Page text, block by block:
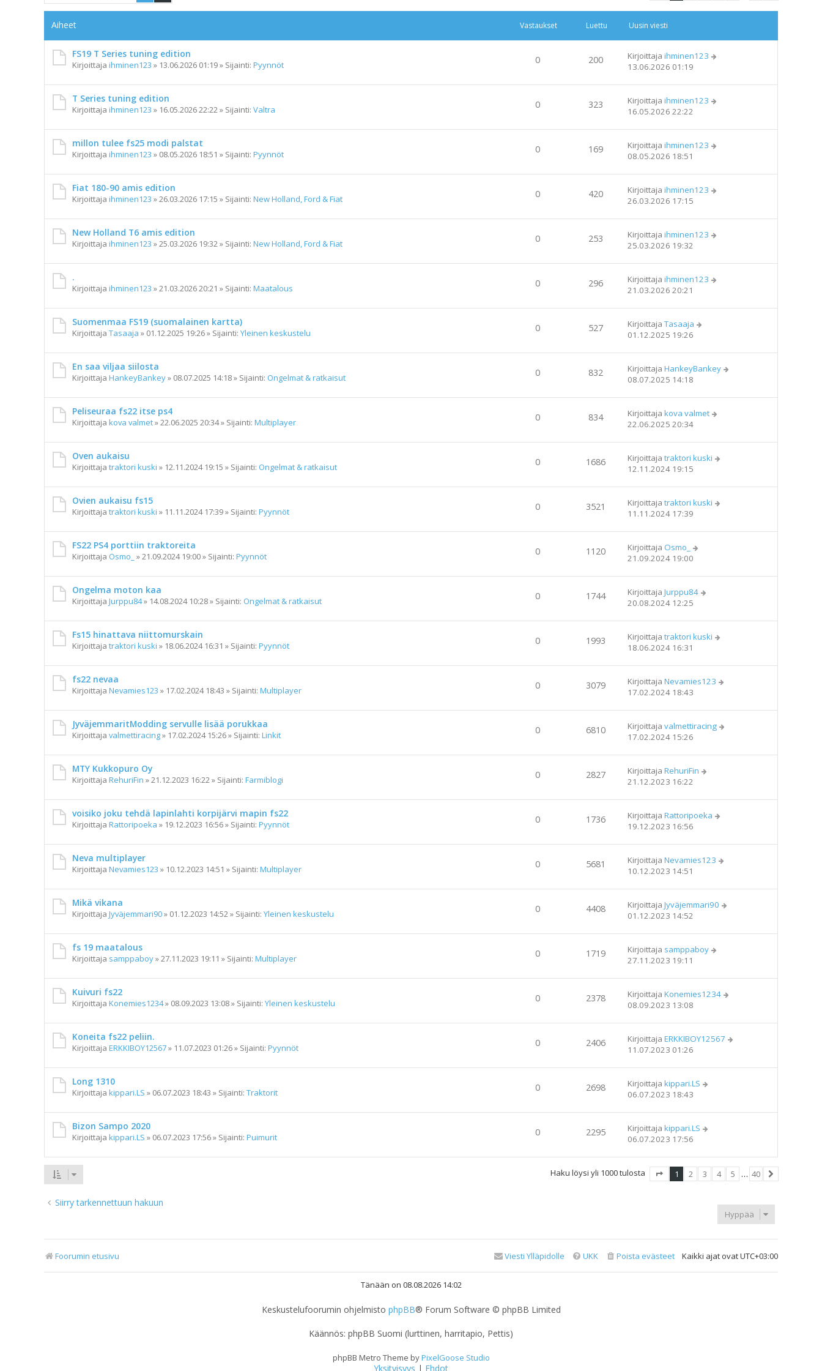
Aiheet Vastaukset Luettu Uusin viesti
FS19 T Series tuning edition
Kirjoittaja ihminen123 » 13.06.2026 01:19» Sijainti: Pyynnöt 0 200 Kirjoittaja ihminen123
13.06.2026 01:19
T Series tuning edition
Kirjoittaja ihminen123 » 16.05.2026 22:22 » Sijainti: Valtra 0 323 Kirjoittaja ihminen123
16.05.2026 22:22
millon tulee fs25 modi palstat
Kirjoittaja ihminen123 » 08.05.2026 18:51 » Sijainti: Pyynnöt 0 169 Kirjoittaja ihminen123
08.05.2026 18:51
Fiat 180-90 amis edition
Kirjoittaja ihminen123 »26.03.2026 17:15 » Sijainti: New Holland, Ford & Fiat 0 420 Kirjoittaja ihminen123
26.03.2026 17:15
New Holland T6 amis edition
Kirjoittaja ihminen123 »25.03.2026 19:32 » Sijainti: New Holland, Ford & Fiat 0 253 Kirjoittaja ihminen123
25.03.2026 19:32
.
Kirjoittaja ihminen123 »21.03.2026 20:21 » Sijainti: Maatalous 0 296 Kirjoittaja ihminen123
21.03.2026 20:21
Suomenmaa FS19 (suomalainen kartta)
Kirjoittaja Tasaaja » 01.12.2025 19:26» Sijainti: Yleinen keskustelu 0 527 Kirjoittaja Tasaaja
01.12.2025 19:26
En saa viljaa siilosta
Kirjoittaja HankeyBankey» 08.07.2025 14:18» Sijainti: Ongelmat & ratkaisut 0 832 Kirjoittaja HankeyBankey
08.07.2025 14:18
Peliseuraa fs22 itse ps4
Kirjoittaja kova valmet»22.06.2025 20:34» Sijainti: Multiplayer 0 834 Kirjoittaja kova valmet
22.06.2025 20:34
Oven aukaisu
Kirjoittaja traktori kuski » 12.11.2024 19:15 » Sijainti: Ongelmat & ratkaisut 0 1686 Kirjoittaja traktori kuski
12.11.2024 19:15
Ovien aukaisu fs15
Kirjoittaja traktori kuski » 11.11.2024 17:39» Sijainti: Pyynnöt 0 3521 Kirjoittaja traktori kuski
11.11.2024 17:39
FS22 PS4 porttiin traktoreita
Kirjoittaja Osmo_ »21.09.2024 19:00» Sijainti: Pyynnöt 0 1120 Kirjoittaja Osmo_
21.09.2024 19:00
Ongelma moton kaa
Kirjoittaja Jurppu84» 14.08.2024 10:28» Sijainti: Ongelmat & ratkaisut 0 1744 Kirjoittaja Jurppu84
20.08.2024 12:25
Fs15 hinattava niittomurskain
Kirjoittaja traktori kuski » 18.06.2024 16:31 » Sijainti: Pyynnöt 0 1993 Kirjoittaja traktori kuski
18.06.2024 16:31
fs22 nevaa
Kirjoittaja Nevamies123 » 17.02.2024 18:43 » Sijainti: Multiplayer 0 3079 Kirjoittaja Nevamies123
17.02.2024 18:43
JyväjemmaritModding servulle lisää porukkaa
Kirjoittaja valmettiracing» 17.02.2024 15:26» Sijainti: Linkit 0 6810 Kirjoittaja valmettiracing
17.02.2024 15:26
MTY Kukkopuro Oy
Kirjoittaja RehuriFin »21.12.2023 16:22 » Sijainti: Farmiblogi 0 2827 Kirjoittaja RehuriFin
21.12.2023 16:22
voisiko joku tehdä lapinlahti korpijärvi mapin fs22
Kirjoittaja Rattoripoeka » 19.12.2023 16:56» Sijainti: Pyynnöt 0 1736 Kirjoittaja Rattoripoeka
19.12.2023 16:56
Neva multiplayer
Kirjoittaja Nevamies123 » 10.12.2023 14:51 » Sijainti: Multiplayer 0 5681 Kirjoittaja Nevamies123
10.12.2023 14:51
Mikä vikana
Kirjoittaja Jyväjemmari90» 01.12.2023 14:52 » Sijainti: Yleinen keskustelu 0 4408 Kirjoittaja Jyväjemmari90
01.12.2023 14:52
fs 19 maatalous
Kirjoittaja samppaboy»27.11.2023 19:11 » Sijainti: Multiplayer 0 1719 Kirjoittaja samppaboy
27.11.2023 19:11
Kuivuri fs22
Kirjoittaja Konemies1234» 08.09.2023 13:08» Sijainti: Yleinen keskustelu 0 2378 Kirjoittaja Konemies1234
08.09.2023 13:08
Koneita fs22 peliin.
Kirjoittaja ERKKIBOY12567» 11.07.2023 01:26» Sijainti: Pyynnöt 0 2406 Kirjoittaja ERKKIBOY12567
11.07.2023 01:26
Long 1310
Kirjoittaja kippari.LS » 06.07.2023 18:43 » Sijainti: Traktorit 0 2698 Kirjoittaja kippari.LS
06.07.2023 18:43
Bizon Sampo 2020
Kirjoittaja kippari.LS » 06.07.2023 17:56» Sijainti: Puimurit 0 2295 Kirjoittaja kippari.LS
06.07.2023 17:56
Haku löysi yli 1000 tulosta
1 2 3 4 5 … 40
Siirry tarkennettuun hakuun
Hyppää
Foorumin etusivu Kaikki ajat ovatUTC+03:00
Poista evästeet
UKK
Viesti Ylläpidolle
Tänään on 08.08.2026 14:02
Keskustelufoorumin ohjelmisto phpBB® Forum Software © phpBB Limited
Käännös: phpBB Suomi (lurttinen, harritapio, Pettis)
phpBB Metro Theme byPixelGoose Studio
Yksityisyys | Ehdot